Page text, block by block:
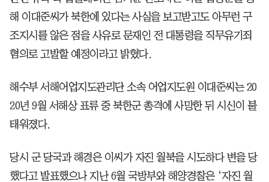
해 이대준씨가 북한에 있다는 사실을 보고받고도 아무런 구
조지시를 않은 점을 사유로 문재인 전 대통령을 직무유기죄
혐의로 고발할 예정이라고 밝혔다.
해수부 서해어업지도관리단 소속 어업지도원 이대준씨는 20
20년 9월 서해상 표류 중 북한군 총격에 사망한 뒤 시신이 불
태워졌다.
당시 군 당국과 해경은 이씨가 자진 월북을 시도하다 변을 당
했다고 발표했으나 지난 6월 국방부와 해양경찰은 ‘자진 월